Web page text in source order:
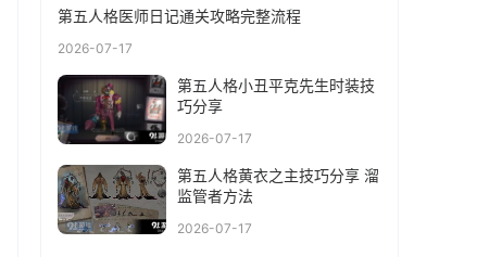
第五人格医师日记通关攻略完整流程
2026-07-17
第五人格小丑平克先生时装技
巧分享
2026-07-17
第五人格黄衣之主技巧分享 溜
监管者方法
2026-07-17